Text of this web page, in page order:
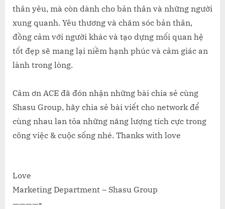
thân yêu, mà còn dành cho bản thân và những người
xung quanh. Yêu thương và chăm sóc bản thân,
đồng cảm với người khác và tạo dựng mối quan hệ
tốt đẹp sẽ mang lại niềm hạnh phúc và cảm giác an
lành trong lòng.
Cảm ơn ACE đã đón nhận những bài chia sẻ cùng
Shasu Group, hãy chia sẻ bài viết cho network để
cùng nhau lan tỏa những năng lượng tích cực trong
công việc & cuộc sống nhé. Thanks with love
Love
Marketing Department – Shasu Group
————-